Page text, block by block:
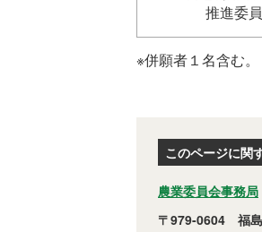
推進委員
※併願者１名含む。
このページに関
農業委員会事務局
〒979-0604 福島